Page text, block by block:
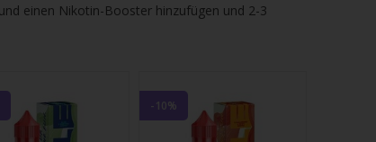
einen Nikotin-Booster hinzufügen und 2-3
-10%